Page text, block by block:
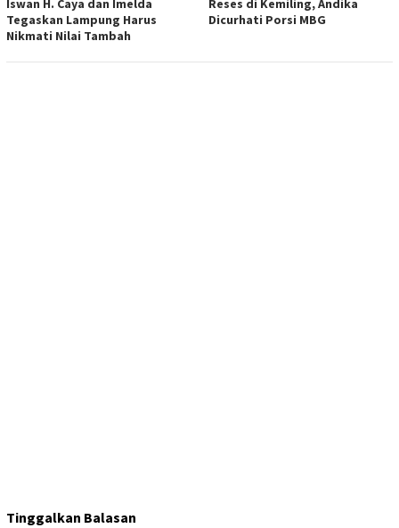
Iswan H. Caya dan Imelda
Tegaskan Lampung Harus
Nikmati Nilai Tambah
Reses di Kemiling, Andika
Dicurhati Porsi MBG
Tinggalkan Balasan